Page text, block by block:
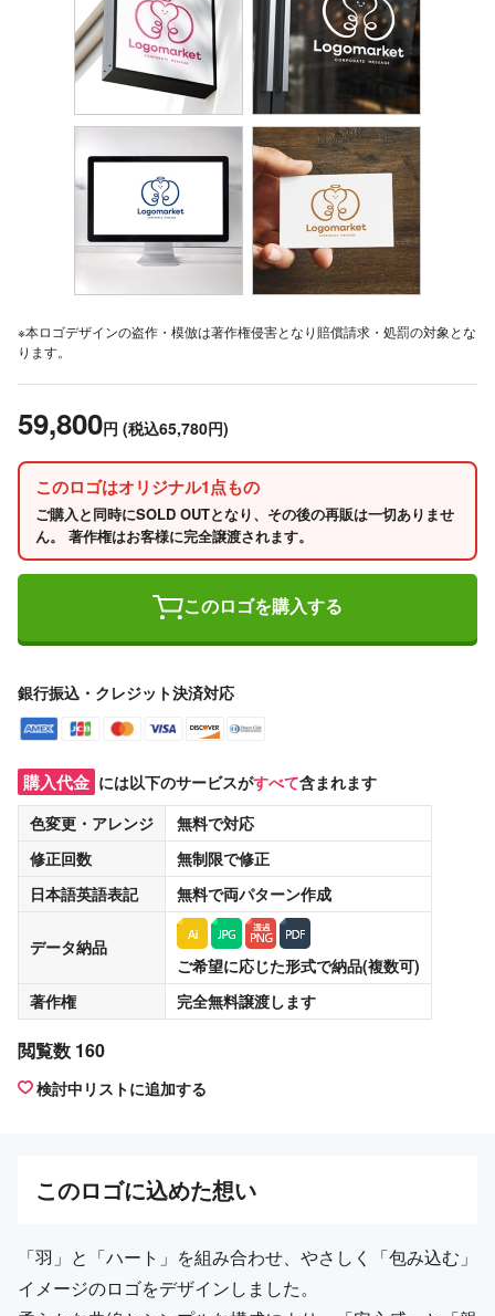
※本ロゴデザインの盗作・模倣は著作権侵害となり賠償請求・処罰の対象とな
ります。
59,800円 (税込65,780円)
このロゴはオリジナル1点もの
ご購入と同時にSOLD OUTとなり、その後の再販は一切ありませ
ん。 著作権はお客様に完全譲渡されます。
このロゴを購入する
銀行振込・クレジット決済対応
購入代金 には以下のサービスがすべて含まれます
色変更・アレンジ
無料で対応
修正回数
無制限で修正
日本語英語表記
無料で両パターン作成
データ納品
ご希望に応じた形式で納品(複数可)
著作権
完全無料譲渡します
閲覧数 160
検討中リストに追加する
このロゴに込めた想い
「羽」と「ハート」を組み合わせ、やさしく「包み込む」
イメージのロゴをデザインしました。